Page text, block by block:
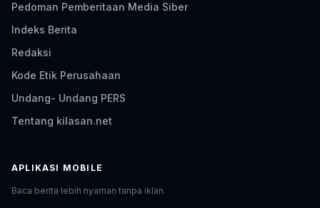
Pedoman Pemberitaan Media Siber
Indeks Berita
Redaksi
Kode Etik Perusahaan
Undang- Undang PERS
Tentang kilasan.net
APLIKASI MOBILE
Baca berita lebih nyaman tanpa iklan.